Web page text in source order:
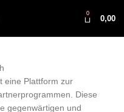
0
0,00
eine Plattform zur
Diese
gegenwärtigen und